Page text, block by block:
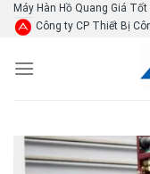
SkipMáy Hàn Hồ Quang Giá Tốt
Công ty CP Thiết Bị